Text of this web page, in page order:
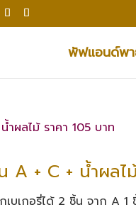
พัฟแอนด์พ
+ C + น้ำผลไ
เกอรี่ได้ 2 ชิ้น จาก A 1